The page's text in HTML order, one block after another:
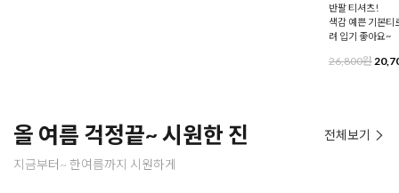
반팔 티셔츠!
색감 예쁜 기본티
려 입기 좋아요~
26,800원
올 여름 걱정끝~ 시원한 진
지금부터~ 한여름까지 시원하게
전체보기